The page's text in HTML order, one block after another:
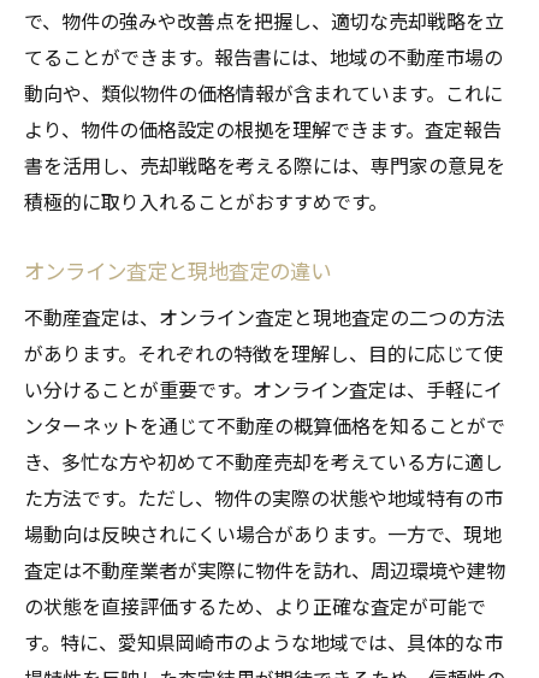
で、物件の強みや改善点を把握し、適切な売却戦略を立
てることができます。報告書には、地域の不動産市場の
動向や、類似物件の価格情報が含まれています。これに
より、物件の価格設定の根拠を理解できます。査定報告
書を活用し、売却戦略を考える際には、専門家の意見を
積極的に取り入れることがおすすめです。
オンライン査定と現地査定の違い
不動産査定は、オンライン査定と現地査定の二つの方法
があります。それぞれの特徴を理解し、目的に応じて使
い分けることが重要です。オンライン査定は、手軽にイ
ンターネットを通じて不動産の概算価格を知ることがで
き、多忙な方や初めて不動産売却を考えている方に適し
た方法です。ただし、物件の実際の状態や地域特有の市
場動向は反映されにくい場合があります。一方で、現地
査定は不動産業者が実際に物件を訪れ、周辺環境や建物
の状態を直接評価するため、より正確な査定が可能で
す。特に、愛知県岡崎市のような地域では、具体的な市